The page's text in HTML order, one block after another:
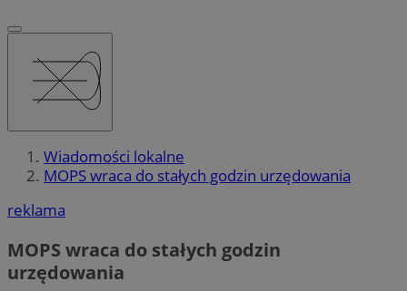
Wiadomości lokalne
MOPS wraca do stałych godzin urzędowania
reklama
MOPS wraca do stałych godzin
urzędowania